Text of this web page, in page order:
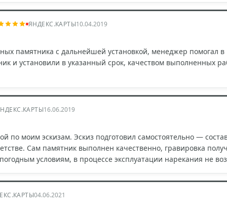
ЯНДЕКС.КАРТЫ10.04.2019
памятника с дальнейшей установкой, менеджер помогал
и установили в указанный срок, качеством выполненных
16.06.2019
по моим эскизам. Эскиз подготовил самостоятельно —
Сам памятник выполнен качественно, гравировка
условиям, в процессе эксплуатации нарекания не
04.06.2021